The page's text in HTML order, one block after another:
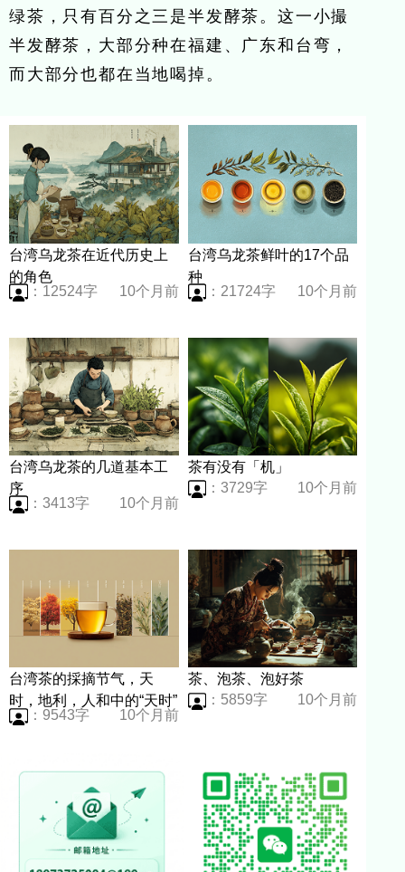
绿茶，只有百分之三是半发酵茶。这一小撮
半发酵茶，大部分种在福建、广东和台弯，
而大部分也都在当地喝掉。
台湾乌龙茶在近代历史上
的角色
：12524字
10个月前
台湾乌龙茶鲜叶的17个品
种
：21724字
10个月前
台湾乌龙茶的几道基本工
序
：3413字
10个月前
茶有没有「机」
：3729字
10个月前
台湾茶的採摘节气，天
时，地利，人和中的“天时”
：9543字
10个月前
茶、泡茶、泡好茶
：5859字
10个月前